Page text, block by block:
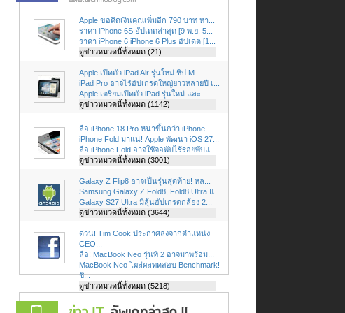
Apple ขอคิดเงินคุณเพิ่มอีก 790 บาท หา...
ราคา iPhone 6S อัปเดตล่าสุด [9 พ.ย. 5...
ราคา iPhone 6 iPhone 6 Plus อัปเดต [1...
ดูข่าวหมวดนี้ทั้งหมด (21)
Apple เปิดตัว iPad Air รุ่นใหม่ ชิป M...
iPad Pro อาจไร้อัปเกรดใหญ่ยาวหลายปี เ...
Apple เตรียมเปิดตัว iPad รุ่นใหม่ และ...
ดูข่าวหมวดนี้ทั้งหมด (1142)
ลือ iPhone 18 Pro หนาขึ้นกว่า iPhone ...
iPhone Fold มาแน่! Apple พัฒนา iOS 27...
ลือ iPhone Fold อาจใช้จอพับไร้รอยพับแ...
ดูข่าวหมวดนี้ทั้งหมด (3001)
Galaxy Z Flip8 อาจเป็นรุ่นสุดท้าย! หล...
Samsung Galaxy Z Fold8, Fold8 Ultra แ...
Galaxy S27 Ultra มีลุ้นอัปเกรดกล้อง 2...
ดูข่าวหมวดนี้ทั้งหมด (3644)
ด่วน! Tim Cook ประกาศลงจากตำแหน่ง
CEO...
ลือ! MacBook Neo รุ่นที่ 2 อาจมาพร้อม...
MacBook Neo โผล่ผลทดสอบ Benchmark!
ชิ...
ดูข่าวหมวดนี้ทั้งหมด (5218)